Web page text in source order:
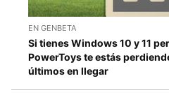
EN GENBETA
Si tienes Windows 10 y 11
PowerToys te estás
últimos en llegar